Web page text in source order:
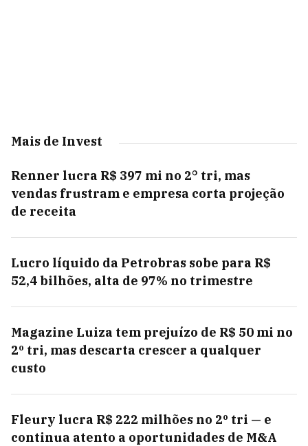
Mais de Invest
Renner lucra R$ 397 mi no 2° tri, mas
vendas frustram e empresa corta projeção
de receita
Lucro líquido da Petrobras sobe para R$
52,4 bilhões, alta de 97% no trimestre
Magazine Luiza tem prejuízo de R$ 50 mi no
2º tri, mas descarta crescer a qualquer
custo
Fleury lucra R$ 222 milhões no 2º tri — e
continua atento a oportunidades de M&A